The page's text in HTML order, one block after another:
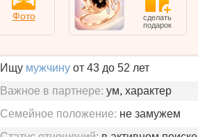
Фото
сделать
подарок
Ищу мужчину от 43 до 52 лет
Важное в партнере: ум, характер
Семейное положение: не замужем